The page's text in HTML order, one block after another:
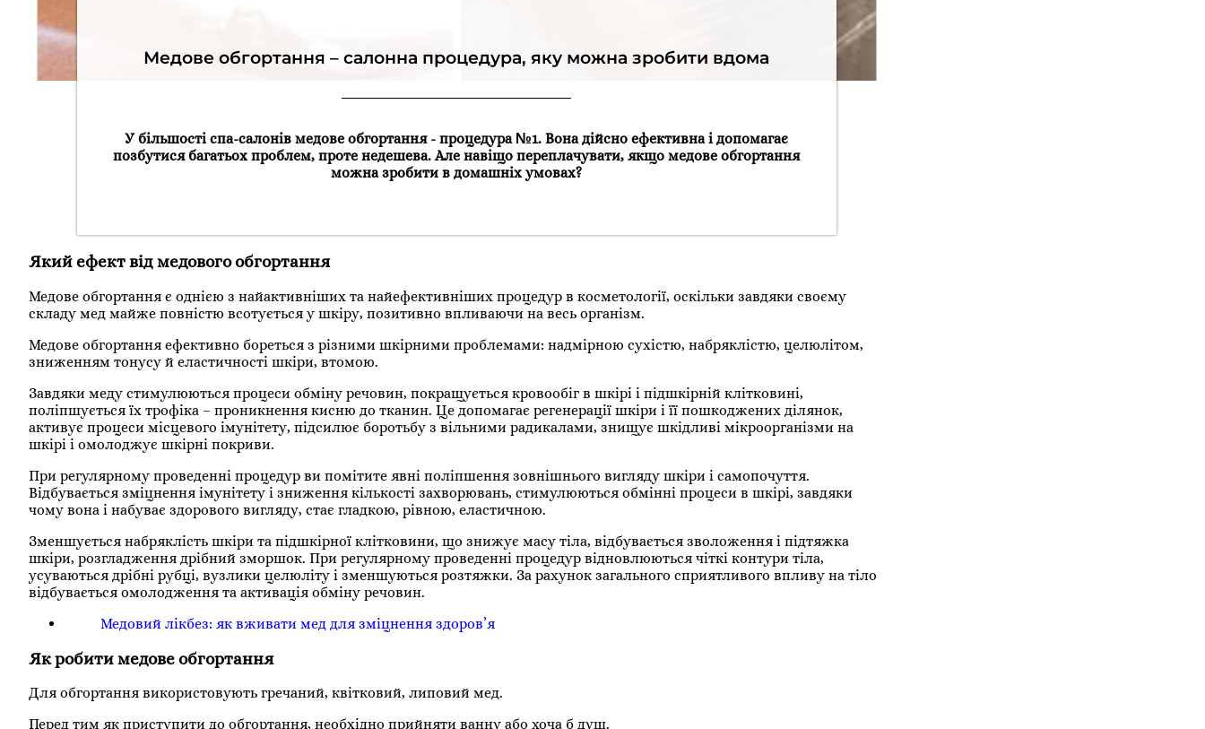
Медове обгортання – салонна процедура, яку можна зробити вдома
У більшості спа-салонів медове обгортання - процедура №1. Вона дійсно ефективна і допомагає
позбутися багатьох проблем, проте недешева. Але навіщо переплачувати, якщо медове обгортання
можна зробити в домашніх умовах?
Який ефект від медового обгортання
Медове обгортання є однією з найактивніших та найефективніших процедур в косметології, оскільки завдяки своєму
складу мед майже повністю всотується у шкіру, позитивно впливаючи на весь організм.
Медове обгортання ефективно бореться з різними шкірними проблемами: надмірною сухістю, набряклістю, целюлітом,
зниженням тонусу й еластичності шкіри, втомою.
Завдяки меду стимулюються процеси обміну речовин, покращується кровообіг в шкірі і підшкірній клітковині,
поліпшується їх трофіка – проникнення кисню до тканин. Це допомагає регенерації шкіри і її пошкоджених ділянок,
активує процеси місцевого імунітету, підсилює боротьбу з вільними радикалами, знищує шкідливі мікроорганізми на
шкірі і омолоджує шкірні покриви.
При регулярному проведенні процедур ви помітите явні поліпшення зовнішнього вигляду шкіри і самопочуття.
Відбувається зміцнення імунітету і зниження кількості захворювань, стимулюються обмінні процеси в шкірі, завдяки
чому вона і набуває здорового вигляду, стає гладкою, рівною, еластичною.
Зменшується набряклість шкіри та підшкірної клітковини, що знижує масу тіла, відбувається зволоження і підтяжка
шкіри, розгладження дрібний зморшок. При регулярному проведенні процедур відновлюються чіткі контури тіла,
усуваються дрібні рубці, вузлики целюліту і зменшуються розтяжки. За рахунок загального сприятливого впливу на тіло
відбувається омолодження та активація обміну речовин.
Медовий лікбез: як вживати мед для зміцнення здоров’я
Як робити медове обгортання
Для обгортання використовують гречаний, квітковий, липовий мед.
Перед тим як приступити до обгортання, необхідно прийняти ванну або хоча б душ.